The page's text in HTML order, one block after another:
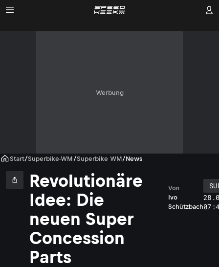
Werbung
Start/Superbike-WM /Superbike WM/News
Revolutionäre
Idee: Die
neuen Super
Concession
Parts
Ivo
Schützbach
Von